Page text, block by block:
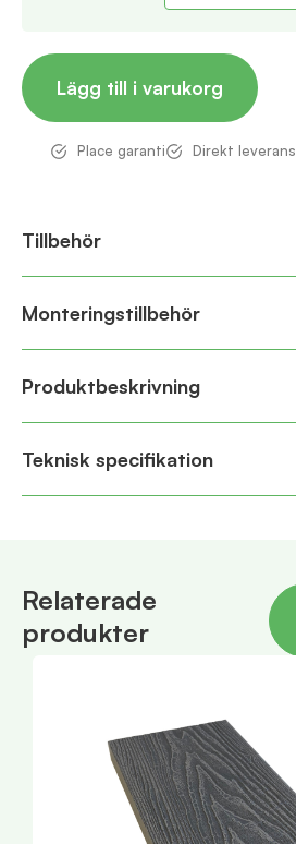
Lägg till i varukorg
Place garanti Direkt leverans
Tillbehör
Monteringstillbehör
Produktbeskrivning
Teknisk specifikation
Relaterade
produkter